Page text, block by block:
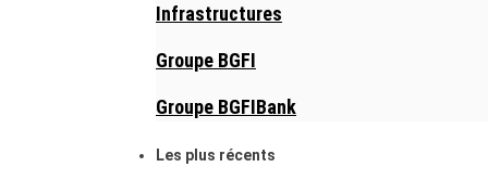
Infrastructures
Groupe BGFI
Groupe BGFIBank
Les plus récents